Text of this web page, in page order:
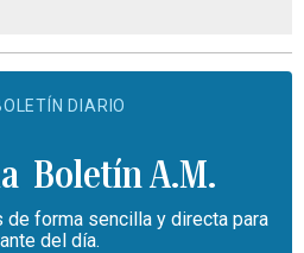
DIARIO
Boletín A.M.
forma sencilla y directa para
del día.